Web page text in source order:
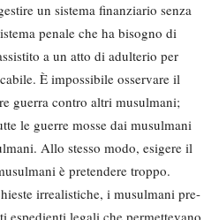
un sistema finanziario senza
penale che ha bisogno di
a un atto di adulterio per
È impossibile osservare il
guerra contro altri musulmani;
le guerre mosse dai musulmani
Allo stesso modo, esigere il
è pretendere troppo.
irrealistiche, i musulmani pre-